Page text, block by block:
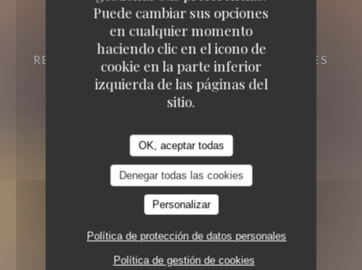
Puede cambiar sus opciones
en cualquier momento
haciendo clic en el icono de
cookie en la parte inferior
izquierda de las páginas del
sitio.
OK, aceptar todas
Denegar todas las cookies
Personalizar
Política de protección de datos personales
Política de gestión de cookies
RESTAURANTE
5 AVENUE DES VENDANGES
34510 FLORENSAC